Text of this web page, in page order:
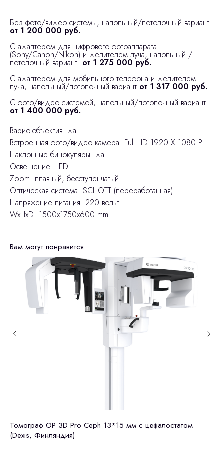
Без фото/видео системы, напольный/потолочный вариант
от 1 200 000 руб.
С адаптером для цифрового фотоаппарата
(Sony/Canon/Nikon) и делителем луча, напольный /
потолочный вариант от 1 275 000 руб.
С адаптером для мобильного телефона и делителем
луча, напольный/потолочный вариант от 1 317 000 руб.
С фото/видео системой, напольный/потолочный вариант
от 1 400 000 руб.
Варио-объектив: да
Встроенная фото/видео камера: Full HD 1920 Х 1080 P
Наклонные бинокуляры: да
Освещение: LED
Zoom: плавный, бесступенчатый
Оптическая система: SCHOTT (переработанная)
Напряжение питания: 220 вольт
WxHxD: 1500x1750x600 mm
Вам могут понравится
Томограф OP 3D Pro Ceph 13*15 мм с цефалостатом
(Dexis, Финляндия)
Остались вопросы